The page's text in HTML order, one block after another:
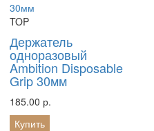
TOP
Держатель
одноразовый
Ambition Disposable
Grip 30мм
185.00 р.
Купить